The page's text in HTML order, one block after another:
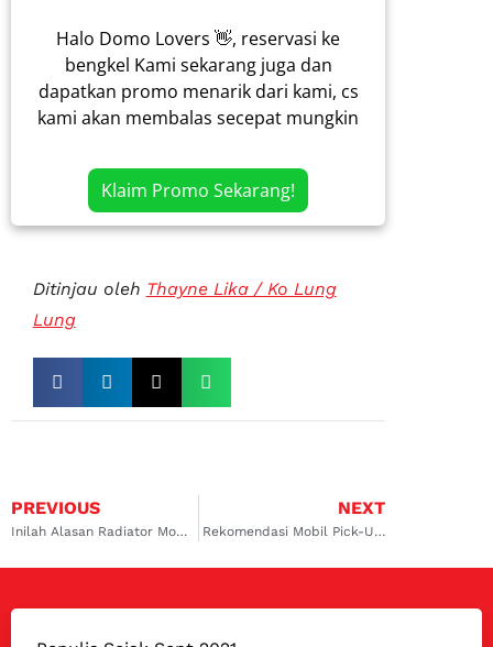
Halo Domo Lovers 👋, reservasi ke
bengkel Kami sekarang juga dan
dapatkan promo menarik dari kami, cs
kami akan membalas secepat mungkin
Klaim Promo Sekarang!
Ditinjau oleh Thayne Lika / Ko Lung
Lung
PREVIOUS
Inilah Alasan Radiator Mobil Modern Tidak Boleh Pakai Air Biasa
NEXT
Rekomendasi Mobil Pick-Up Mesin Bensin dengan Kualitas Paling TOP